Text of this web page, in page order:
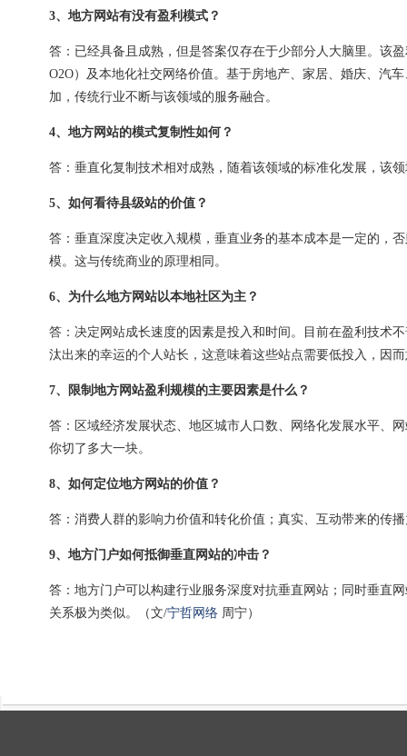
3、地方网站有没有盈利模式？
答：已经具备且成熟，但是答案仅存在于少部分人大脑里。该
O2O）及本地化社交网络价值。基于房地产、家居、婚庆、汽
加，传统行业不断与该领域的服务融合。
4、地方网站的模式复制性如何？
答：垂直化复制技术相对成熟，随着该领域的标准化发展，该
5、如何看待县级站的价值？
答：垂直深度决定收入规模，垂直业务的基本成本是一定的，
模。这与传统商业的原理相同。
6、为什么地方网站以本地社区为主？
答：决定网站成长速度的因素是投入和时间。目前在盈利技术
汰出来的幸运的个人站长，这意味着这些站点需要低投入，因
7、限制地方网站盈利规模的主要因素是什么？
答：区域经济发展状态、地区城市人口数、网络化发展水平、
你切了多大一块。
8、如何定位地方网站的价值？
答：消费人群的影响力价值和转化价值；真实、互动带来的传
9、地方门户如何抵御垂直网站的冲击？
答：地方门户可以构建行业服务深度对抗垂直网站；同时垂直
关系极为类似。（文/宁哲网络 周宁）